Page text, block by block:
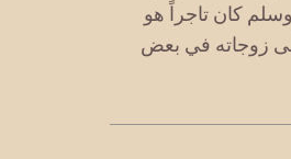
كان تاجراً هو
زوجاته في بعض